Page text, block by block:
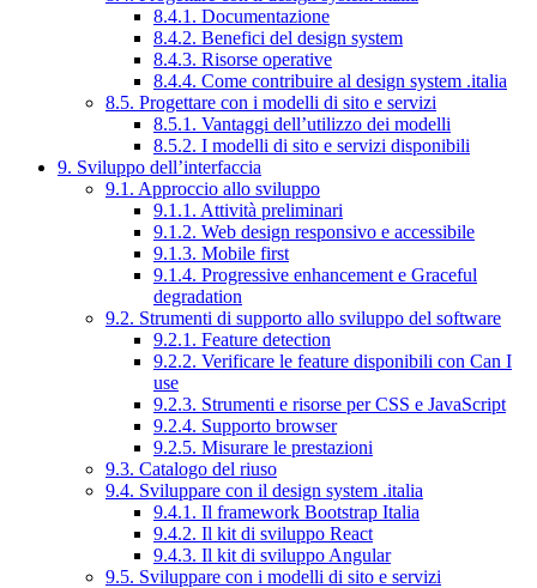
8.4.1. Documentazione
8.4.2. Benefici del design system
8.4.3. Risorse operative
8.4.4. Come contribuire al design system .italia
8.5. Progettare con i modelli di sito e servizi
8.5.1. Vantaggi dell’utilizzo dei modelli
8.5.2. I modelli di sito e servizi disponibili
9. Sviluppo dell’interfaccia
9.1. Approccio allo sviluppo
9.1.1. Attività preliminari
9.1.2. Web design responsivo e accessibile
9.1.3. Mobile first
9.1.4. Progressive enhancement e Graceful
degradation
9.2. Strumenti di supporto allo sviluppo del software
9.2.1. Feature detection
9.2.2. Verificare le feature disponibili con Can I
use
9.2.3. Strumenti e risorse per CSS e JavaScript
9.2.4. Supporto browser
9.2.5. Misurare le prestazioni
9.3. Catalogo del riuso
9.4. Sviluppare con il design system .italia
9.4.1. Il framework Bootstrap Italia
9.4.2. Il kit di sviluppo React
9.4.3. Il kit di sviluppo Angular
9.5. Sviluppare con i modelli di sito e servizi